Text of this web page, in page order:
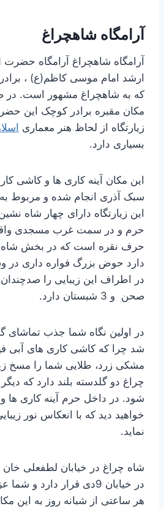
آرامگاه شاهچراغ
آرامگاه شاهچراغ آرامگاه
ارشد امام موسی کاظم(ع) ،
که به شاهچراغ مشهور است.
مکان مقبره برادر کوچک این
زیارتگاه از لحاظ هنر معماری
بسیاری دارد.
این مکان آینه کاری ها و کاشی
سبک آذری انجام شده و مربوط
این زیارتگاه دارای چهار شاه
حرم و در سمت غرب مسجدی
حرف نقره است که در بخش شاه
دارد حوض بزرگ فواره داری در
صحن و 3 شبستان دارد.
در اولین نگاه شما جذب تماشای
شد چرا که کاشی کاری های آبی
مشکی زرد، طلایی شما را مسخ
چراغ دو گلدسته بلند دارد که
شود. در داخل حرم آینه کاری ها
خواهید دید که با انعکاس نور
نماید.
شاه چراغ در خیابان لطفعلی خان
در خیابان 9دی قرار دارد و
هر ساعتی از شبانه روز به این